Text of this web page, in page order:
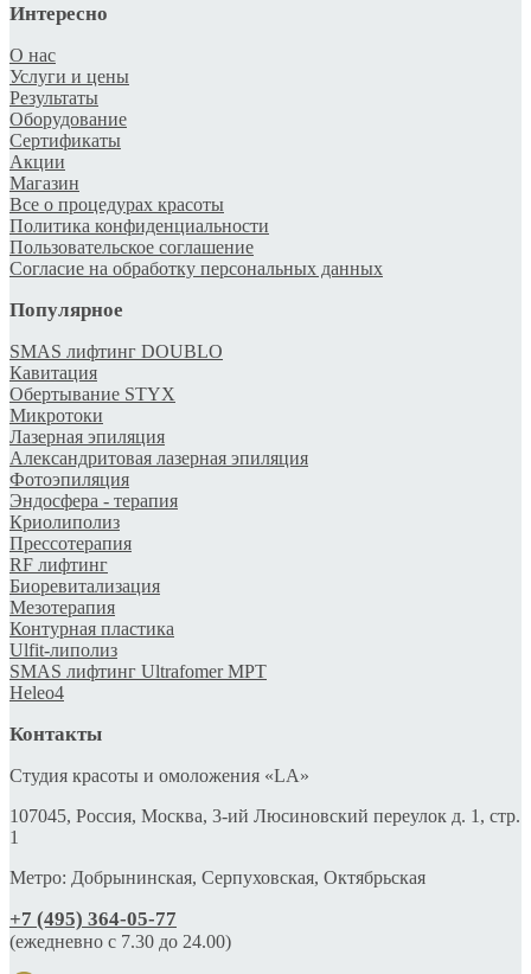
Интересно
О нас
Услуги и цены
Результаты
Оборудование
Сертификаты
Акции
Магазин
Все о процедурах красоты
Политика конфиденциальности
Пользовательское соглашение
Согласие на обработку персональных данных
Популярное
SMAS лифтинг DOUBLO
Кавитация
Обертывание STYX
Микротоки
Лазерная эпиляция
Александритовая лазерная эпиляция
Фотоэпиляция
Эндосфера - терапия
Криолиполиз
Прессотерапия
RF лифтинг
Биоревитализация
Мезотерапия
Контурная пластика
Ulfit-липолиз
SMAS лифтинг Ultrafomer MPT
Heleo4
Контакты
Студия красоты и омоложения «LA»
107045, Россия, Москва, 3-ий Люсиновский переулок д. 1, стр.
1
Метро: Добрынинская, Серпуховская, Октябрьская
+7 (495) 364-05-77
(ежедневно c 7.30 до 24.00)